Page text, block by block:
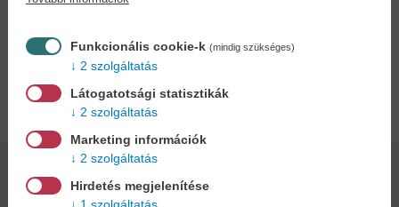
AVON Cosmetics Hungary Kft.
Adatok
keménytábla
Funkcionális cookie-k (mindig szükséges)
2 szolgáltatás
Látogatotsági statisztikák
2 szolgáltatás
Marketing információk
2 szolgáltatás
Hirdetés megjelenítése